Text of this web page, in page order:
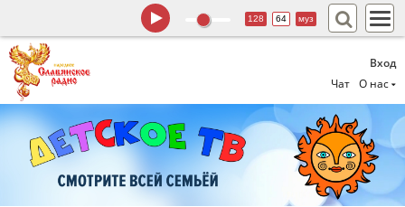
Вход
Чат
О нас
128 64 муз